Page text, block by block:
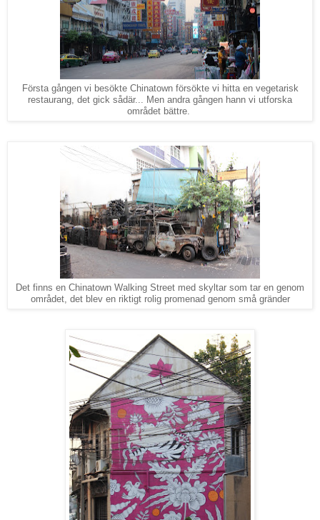
Första gången vi besökte Chinatown försökte vi hitta en vegetarisk
restaurang, det gick sådär... Men andra gången hann vi utforska
området bättre.
Det finns en Chinatown Walking Street med skyltar som tar en genom
området, det blev en riktigt rolig promenad genom små gränder